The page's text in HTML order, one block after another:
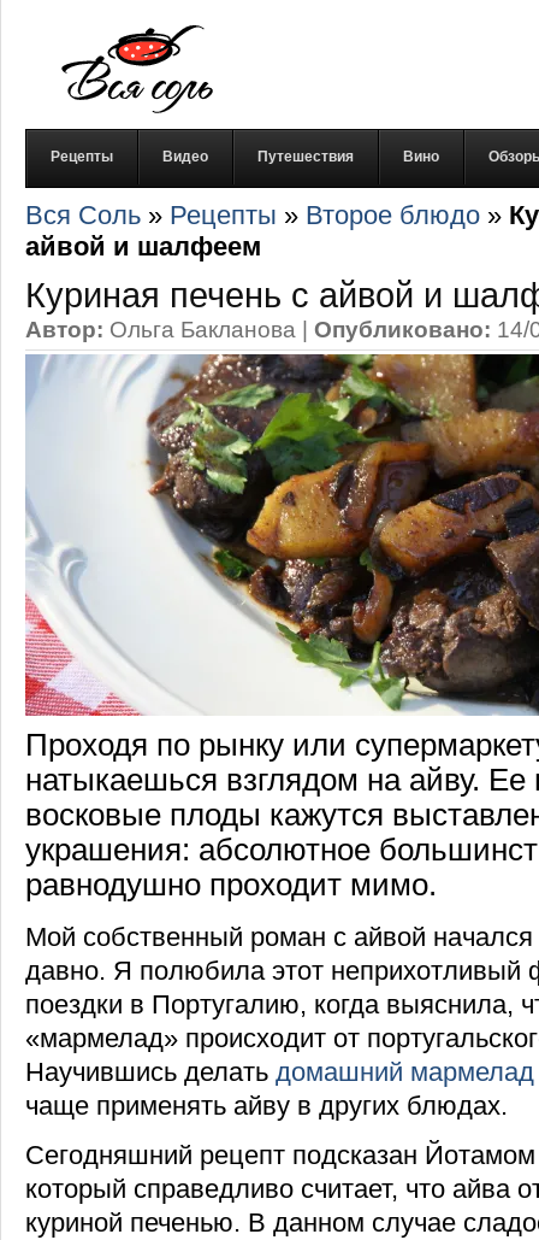
Рецепты Видео Путешествия Вино
Вся Соль » Рецепты » Второе блюдо »
айвой и шалфеем
Куриная печень с айвой и
Автор: Ольга Бакланова | Опубликовано: 14/
Проходя по рынку или
натыкаешься взглядом на айву. Ее
восковые плоды кажутся
украшения: абсолютное
равнодушно проходит мимо.
Мой собственный роман с айвой
давно. Я полюбила этот неприхотливый
поездки в Португалию, когда выяснила,
«мармелад» происходит от
Научившись делать домашний мармелад
чаще применять айву в других блюдах.
Сегодняшний рецепт подсказан
который справедливо считает, что айва
куриной печенью. В данном случае